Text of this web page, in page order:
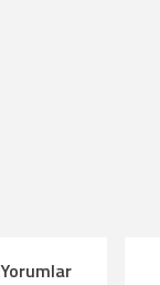
Yorumlar